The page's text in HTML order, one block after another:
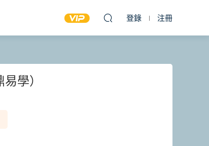
登錄 注冊
學）